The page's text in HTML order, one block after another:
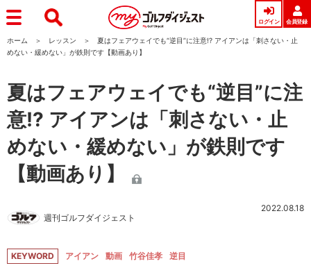
ログイン 会員登録
ホーム レッスン
夏はフェアウェイでも“逆目”に注意!? アイアンは「刺さない・止
めない・緩めない」が鉄則です【動画あり】
夏はフェアウェイでも“逆目”に注
意!? アイアンは「刺さない・止
めない・緩めない」が鉄則です
【動画あり】
週刊ゴルフダイジェスト
2022.08.18
KEYWORD アイアン 動画 竹谷佳孝 逆目